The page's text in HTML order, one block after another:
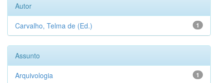
Autor
1
Carvalho, Telma de (Ed.)
Assunto
1
Arquivologia